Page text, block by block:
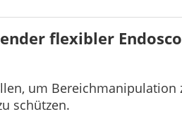
flexibler
um
schützen.